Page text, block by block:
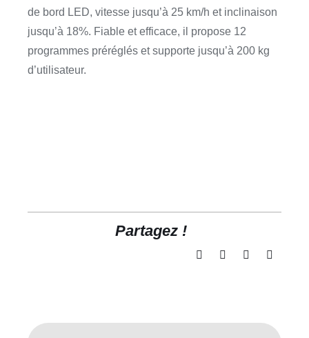
Pro-
R-
Led
FFITTECH
de bord LED, vitesse jusqu’à 25 km/h et inclinaison
jusqu’à 18%. Fiable et efficace, il propose 12
programmes préréglés et supporte jusqu’à 200 kg
d’utilisateur.
Partagez !